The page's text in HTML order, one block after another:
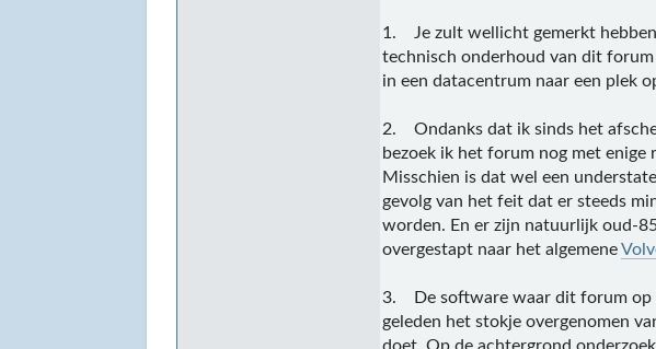
1. Je zult wellicht gemerkt
technisch onderhoud van dit
in een datacentrum naar een plek
2. Ondanks dat ik sinds het
bezoek ik het forum nog met enige
Misschien is dat wel een
gevolg van het feit dat er steeds
worden. En er zijn natuurlijk oud-
overgestapt naar het algemene
3. De software waar dit forum op
geleden het stokje overgenomen
doet. Op de achtergrond